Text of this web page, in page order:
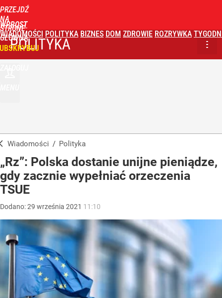
PRZEJDŹ
NA
STRONĘ
GŁÓWNĄ
WPROST
WIADOMOŚCI POLITYKA BIZNES DOM ZDROWIE ROZRYWKA
POLITYKA
Wiadomości / Polityka
„Rz”: Polska dostanie unijne pieniądze,
gdy zacznie wypełniać orzeczenia
TSUE
Dodano:29 września 2021 11:10